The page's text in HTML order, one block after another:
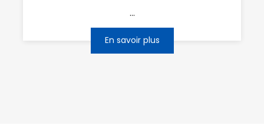
...
En savoir plus